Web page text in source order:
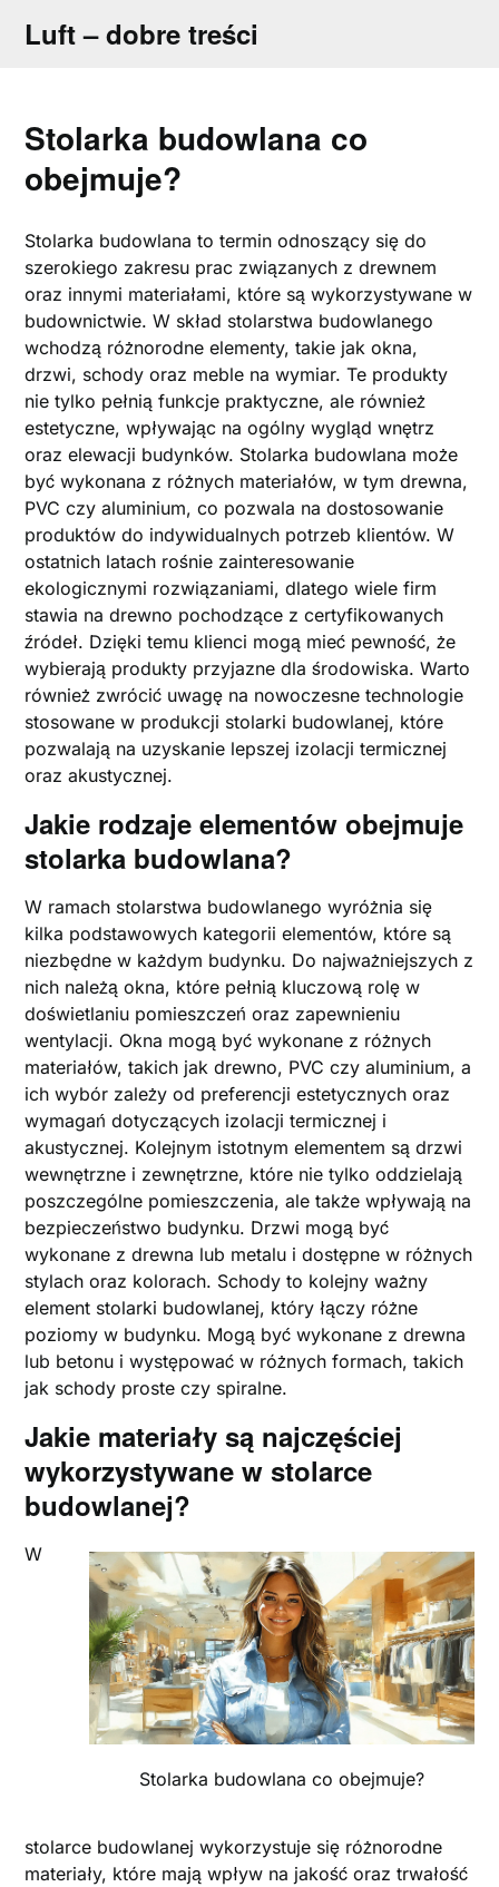
Luft – dobre treści
Stolarka budowlana co
obejmuje?
Stolarka budowlana to termin odnoszący się do
szerokiego zakresu prac związanych z drewnem
oraz innymi materiałami, które są wykorzystywane w
budownictwie. W skład stolarstwa budowlanego
wchodzą różnorodne elementy, takie jak okna,
drzwi, schody oraz meble na wymiar. Te produkty
nie tylko pełnią funkcje praktyczne, ale również
estetyczne, wpływając na ogólny wygląd wnętrz
oraz elewacji budynków. Stolarka budowlana może
być wykonana z różnych materiałów, w tym drewna,
PVC czy aluminium, co pozwala na dostosowanie
produktów do indywidualnych potrzeb klientów. W
ostatnich latach rośnie zainteresowanie
ekologicznymi rozwiązaniami, dlatego wiele firm
stawia na drewno pochodzące z certyfikowanych
źródeł. Dzięki temu klienci mogą mieć pewność, że
wybierają produkty przyjazne dla środowiska. Warto
również zwrócić uwagę na nowoczesne technologie
stosowane w produkcji stolarki budowlanej, które
pozwalają na uzyskanie lepszej izolacji termicznej
oraz akustycznej.
Jakie rodzaje elementów obejmuje
stolarka budowlana?
W ramach stolarstwa budowlanego wyróżnia się
kilka podstawowych kategorii elementów, które są
niezbędne w każdym budynku. Do najważniejszych z
nich należą okna, które pełnią kluczową rolę w
doświetlaniu pomieszczeń oraz zapewnieniu
wentylacji. Okna mogą być wykonane z różnych
materiałów, takich jak drewno, PVC czy aluminium, a
ich wybór zależy od preferencji estetycznych oraz
wymagań dotyczących izolacji termicznej i
akustycznej. Kolejnym istotnym elementem są drzwi
wewnętrzne i zewnętrzne, które nie tylko oddzielają
poszczególne pomieszczenia, ale także wpływają na
bezpieczeństwo budynku. Drzwi mogą być
wykonane z drewna lub metalu i dostępne w różnych
stylach oraz kolorach. Schody to kolejny ważny
element stolarki budowlanej, który łączy różne
poziomy w budynku. Mogą być wykonane z drewna
lub betonu i występować w różnych formach, takich
jak schody proste czy spiralne.
Jakie materiały są najczęściej
wykorzystywane w stolarce
budowlanej?
Stolarka budowlana co obejmuje?
W
stolarce budowlanej wykorzystuje się różnorodne
materiały, które mają wpływ na jakość oraz trwałość